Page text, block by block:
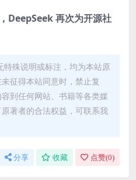
DeepSeek 再次为开源社
特殊说明或标注，均为本站原
征得本站同意时，禁止复
到任何网站、书籍等各类媒
著者的合法权益，可联系我
分享 收藏 点赞(0)